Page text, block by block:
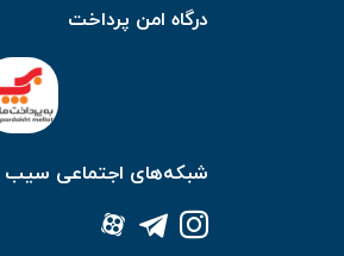
درگاه امن پرداخت
شبکه‌های اجتماعی سیب 115